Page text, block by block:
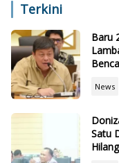
Terkini
Baru
News
Satu